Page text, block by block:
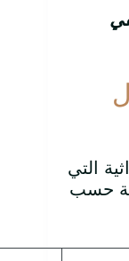
التي
حسب